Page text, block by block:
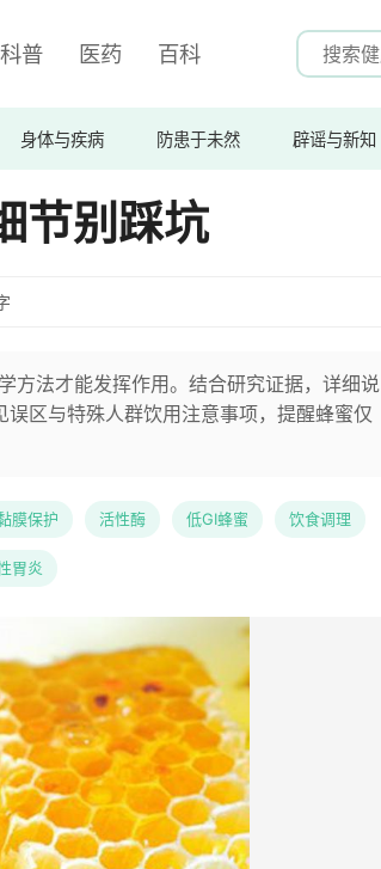
科普 医药 百科
身体与疾病 防患于未然 辟谣与新知
节别踩坑
方法才能发挥作用。结合研究证据，详细说
区与特殊人群饮用注意事项，提醒蜂蜜仅
膜保护 活性酶 低GI蜂蜜 饮食调理
胃炎